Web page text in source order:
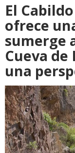
El
ofrece
sumerge
Cueva de
una